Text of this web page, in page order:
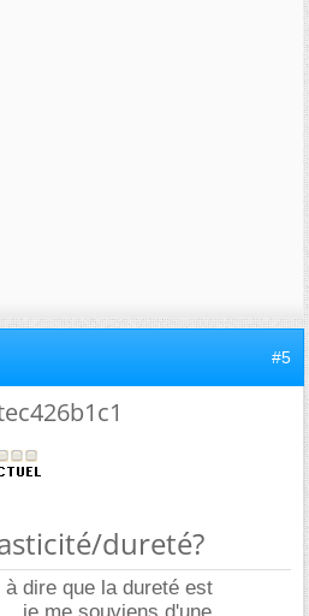
#5
dureté?
dire que la dureté est